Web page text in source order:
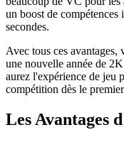
un boost de
secondes.
Avec tous ces avantages,
une nouvelle année de
aurez l'expérience de jeu
compétition dès le
Les Avantages